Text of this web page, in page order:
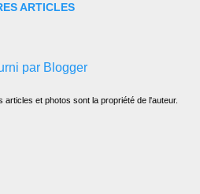
ARTICLES
par Blogger
articles et photos sont la propriété de l'auteur.